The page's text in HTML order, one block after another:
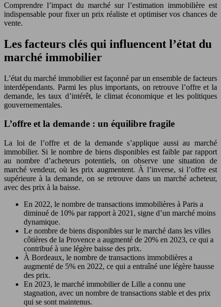
Comprendre l’impact du marché sur l’estimation immobilière est
indispensable pour fixer un prix réaliste et optimiser vos chances de
vente.
Les facteurs clés qui influencent l’état du
marché immobilier
L’état du marché immobilier est façonné par un ensemble de facteurs
interdépendants. Parmi les plus importants, on retrouve l’offre et la
demande, les taux d’intérêt, le climat économique et les politiques
gouvernementales.
L’offre et la demande : un équilibre fragile
La loi de l’offre et de la demande s’applique aussi au marché
immobilier. Si le nombre de biens disponibles est faible par rapport
au nombre d’acheteurs potentiels, on observe une situation de
marché vendeur, où les prix augmentent. À l’inverse, si l’offre est
supérieure à la demande, on se retrouve dans un marché acheteur,
avec des prix à la baisse.
En 2022, le nombre de transactions immobilières à Paris a
diminué de 10% par rapport à 2021, signe d’un marché moins
dynamique.
Le nombre de biens disponibles sur le marché dans les villes
côtières de la Provence a augmenté de 20% en 2023, ce qui a
contribué à une légère baisse des prix.
À Bordeaux, le nombre de transactions immobilières a
augmenté de 5% en 2022, ce qui a entraîné une légère hausse
des prix.
En 2023, le marché immobilier de Lille a connu une
stagnation, avec un nombre de transactions stable et des prix
qui se sont maintenus.